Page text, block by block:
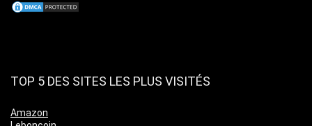
TOP 5 DES SITES LES PLUS VISITÉS
Amazon